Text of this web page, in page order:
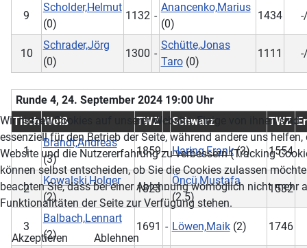
9
Scholder,Helmut
(0)
1132 -
Anancenko,Marius
(0)
1434
10
Schrader,Jörg
(0)
1300 -
Schütte,Jonas
Taro(0)
1111
Runde 4, 24. September 2024 19:00 Uhr
Tisch Weiß TWZ - Schwarz TWZ
1
Brandt,Andreas
(3)
1859 - Haring,Frank(3) 1554
2
Kowalski,Holger
(2)
1823 -
Öncü,Mustafa
(2.5)
1532
3
Balbach,Lennart
(2)
1691 - Löwen,Maik(2) 1746
Wir nutzen Cookies auf unserer Website. Einige von ihnen sind
essenziell für den Betrieb der Seite, während andere uns helfen,
Website und die Nutzererfahrung zu verbessern (Tracking
können selbst entscheiden, ob Sie die Cookies zulassen
beachten Sie, dass bei einer Ablehnung womöglich nicht mehr
Funktionalitäten der Seite zur Verfügung stehen.
Akzeptieren
Ablehnen